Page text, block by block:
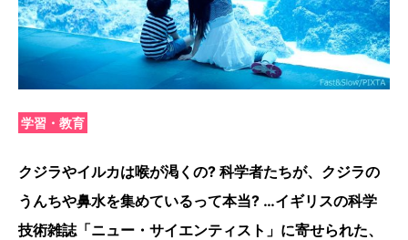
学習・教育
クジラやイルカは喉が渇くの? 科学者たちが、クジラの
うんちや鼻水を集めているって本当? …イギリスの科学
技術雑誌「ニュー・サイエンティスト」に寄せられた、